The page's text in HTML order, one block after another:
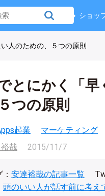
ショッ
人のための、５つの原則
とにかく「
つの原則
起業
マーケティング
哉
2015/11/7
安達裕哉の記事一覧
頭のいい人が話す前に考え